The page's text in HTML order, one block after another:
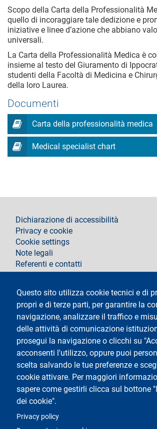
Scopo della Carta della Professionalità
quello di incoraggiare tale dedizione e
iniziative e linee d’azione che abbiano
universali.
La Carta della Professionalità Medica è
insieme al testo del Giuramento di
studenti della Facoltà di Medicina e
della loro Laurea.
Documenti
Carta della professionalità medica
Medical specialist chart
Questo sito utilizza cookie tecnici e di
propri e di terze parti, per garantire la
navigazione, analizzare il traffico e
delle attività di comunicazione
prosegui la navigazione o clicchi su
acconsenti l'utilizzo, oppure puoi
scelta salvando le tue preferenze e
cookie attivare. Per maggiori
sapere come gestirli clicca sul bottone
dei cookie".
Privacy policy
footer
Dichiarazione di accessibilità
Privacy e cookie
Cookie settings
Note legali
Referenti e contatti
Testo
Università degli Studi di Milano
Via Festa del Perdono 7 - 20122 Milano
Tel.+39 02 5032 5032
Posta elettronica certificata
Logo